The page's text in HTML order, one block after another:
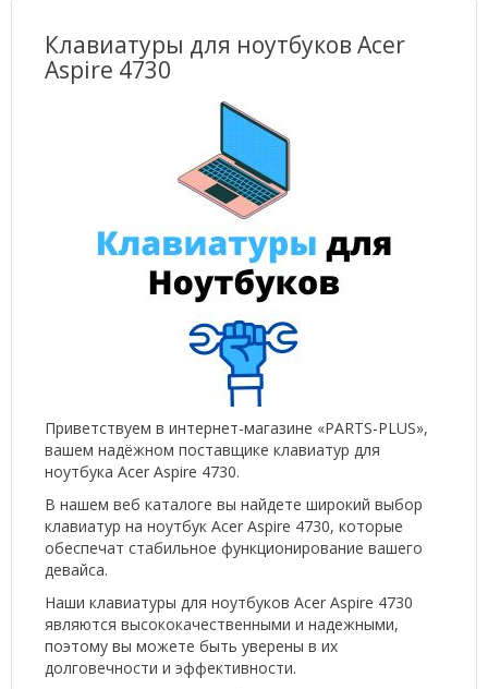
Клавиатуры для ноутбуков Acer
Aspire 4730
Приветствуем в интернет-магазине «PARTS-PLUS»,
вашем надёжном поставщике клавиатур для
ноутбука Acer Aspire 4730.
В нашем веб каталоге вы найдете широкий выбор
клавиатур на ноутбук Acer Aspire 4730, которые
обеспечат стабильное функционирование вашего
девайса.
Наши клавиатуры для ноутбуков Acer Aspire 4730
являются высококачественными и надежными,
поэтому вы можете быть уверены в их
долговечности и эффективности.